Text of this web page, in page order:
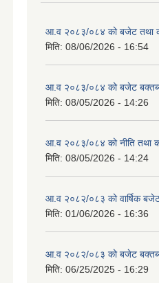
आ.व २०८३/०८४ को बजेट तथा
मिति: 08/06/2026 - 16:54
आ.व २०८३/०८४ को बजेट
मिति: 08/05/2026 - 14:26
आ.व २०८३/०८४ को नीति तथा
मिति: 08/05/2026 - 14:24
आ.व २०८२/०८३ को वार्षिक
मिति: 01/06/2026 - 16:36
आ.व २०८२/०८३ को बजेट
मिति: 06/25/2025 - 16:29